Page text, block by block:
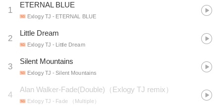
1
ETERNAL BLUE
Exlogy TJ - ETERNAL BLUE
2
Little Dream
Exlogy TJ - Little Dream
3
Silent Mountains
Exlogy TJ - Silent Mountains
4
Alan Walker-Fade(Double)（Exlogy TJ remix）
Exlogy TJ - Fade （Multiple）